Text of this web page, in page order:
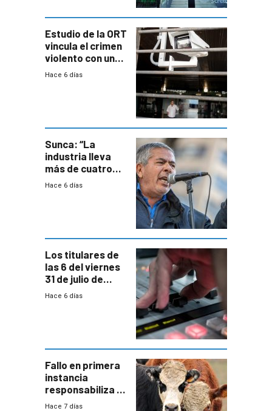
Estudio de la ORT
vincula el crimen
violento con una
menor creación
Hace 6 días
Sunca: “La
industria lleva
más de cuatro
meses sin
Hace 6 días
Los titulares de
las 6 del viernes
31 de julio de
2026
Hace 6 días
Fallo en primera
instancia
responsabiliza al
Estado por falta
Hace 7 días